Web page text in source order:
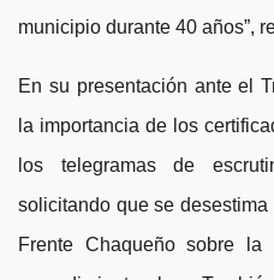
municipio durante 40 años”,
En su presentación ante el
la importancia de los
los telegramas de
solicitando que se
Frente Chaqueño sobre